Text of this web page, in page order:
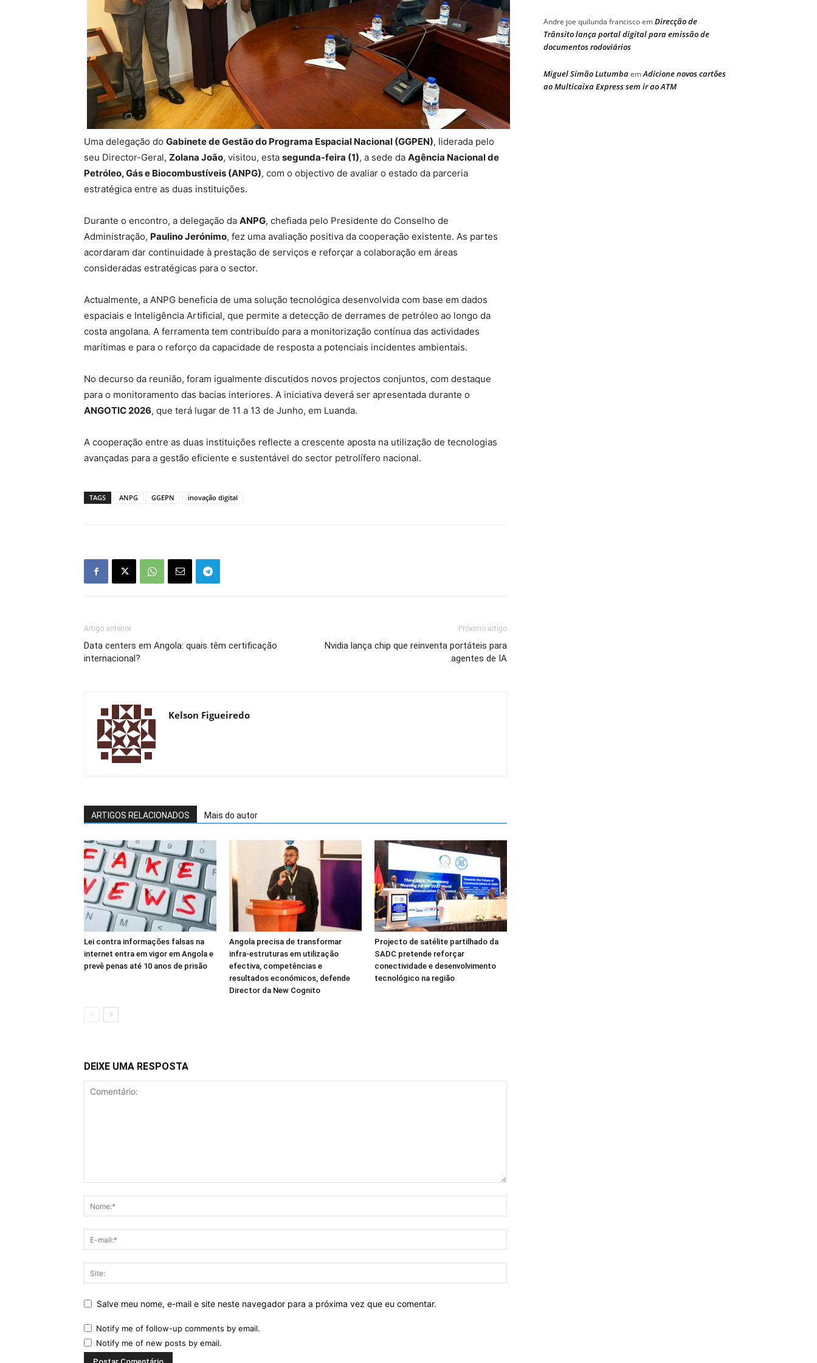
Uma delegação do Gabinete de Gestão do Programa Espacial Nacional (GGPEN), liderada pelo
seu Director-Geral, Zolana João, visitou, esta segunda-feira (1), a sede da Agência Nacional de
Petróleo, Gás e Biocombustíveis (ANPG), com o objectivo de avaliar o estado da parceria
estratégica entre as duas instituições.
Durante o encontro, a delegação da ANPG, chefiada pelo Presidente do Conselho de
Administração, Paulino Jerónimo, fez uma avaliação positiva da cooperação existente. As partes
acordaram dar continuidade à prestação de serviços e reforçar a colaboração em áreas
consideradas estratégicas para o sector.
Actualmente, a ANPG beneficia de uma solução tecnológica desenvolvida com base em dados
espaciais e Inteligência Artificial, que permite a detecção de derrames de petróleo ao longo da
costa angolana. A ferramenta tem contribuído para a monitorização contínua das actividades
marítimas e para o reforço da capacidade de resposta a potenciais incidentes ambientais.
No decurso da reunião, foram igualmente discutidos novos projectos conjuntos, com destaque
para o monitoramento das bacias interiores. A iniciativa deverá ser apresentada durante o
ANGOTIC 2026, que terá lugar de 11 a 13 de Junho, em Luanda.
A cooperação entre as duas instituições reflecte a crescente aposta na utilização de tecnologias
avançadas para a gestão eficiente e sustentável do sector petrolífero nacional.
TAGS ANPG GGEPN inovação digital
Artigo anterior
Data centers em Angola: quais têm certificação
internacional?
Próximo artigo
Nvidia lança chip que reinventa portáteis para
agentes de IA
Kelson Figueiredo
ARTIGOS RELACIONADOS Mais do autor
Lei contra informações falsas na
internet entra em vigor em Angola e
prevê penas até 10 anos de prisão
Angola precisa de transformar
infra-estruturas em utilização
efectiva, competências e
resultados económicos, defende
Director da New Cognito
Projecto de satélite partilhado da
SADC pretende reforçar
conectividade e desenvolvimento
tecnológico na região
DEIXE UMA RESPOSTA
Salve meu nome, e-mail e site neste navegador para a próxima vez que eu comentar.
Notify me of follow-up comments by email.
Notify me of new posts by email.
Andre joe quilunda franciscoemDirecção de
Trânsito lança portal digital para emissão de
documentos rodoviários
Miguel Simão LutumbaemAdicione novos cartões
ao Multicaixa Express sem ir ao ATM